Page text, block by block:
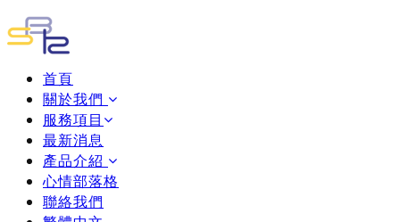
首頁
關於我們
服務項目
最新消息
產品介紹
心情部落格
聯絡我們